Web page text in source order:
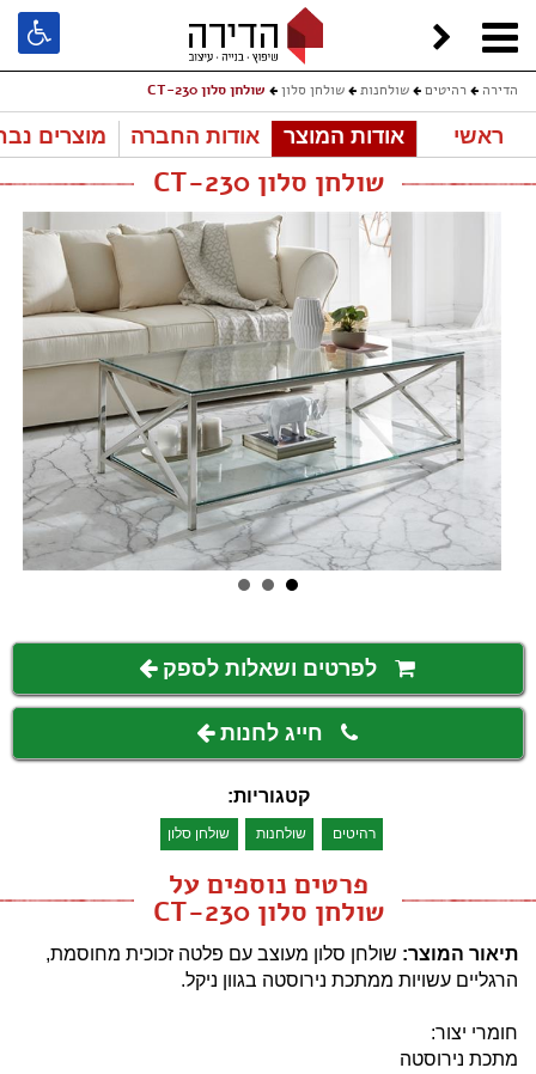
הדירה רהיטים שולחנות שולחן סלון שולחן סלון CT-230
ראשי אודות המוצר אודות החברה מוצרים
שולחן סלון CT-230
לפרטים ושאלות לספק
חייג לחנות
קטגוריות:
רהיטים שולחנות שולחן סלון
פרטים נוספים על
שולחן סלון CT-230
תיאור המוצר: שולחן סלון מעוצב עם פלטה זכוכית מחוסמת,
הרגליים עשויות ממתכת נירוסטה בגוון ניקל.
חומרי יצור:
מתכת נירוסטה